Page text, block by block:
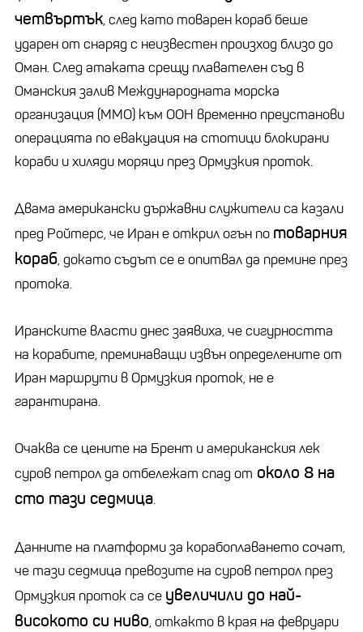
четвъртък, след като товарен кораб беше
ударен от снаряд с неизвестен произход близо до
Оман. След атаката срещу плавателен съд в
Оманския залив Международната морска
организация (ММО) към ООН временно преустанови
операцията по евакуация на стотици блокирани
кораби и хиляди моряци през Ормузкия проток.
Двама американски държавни служители са казали
пред Ройтерс, че Иран е открил огън по товарния
кораб, докато съдът се е опитвал да премине през
протока.
Иранските власти днес заявиха, че сигурността
на корабите, преминаващи извън определените от
Иран маршрути в Ормузкия проток, не е
гарантирана.
Очаква се цените на Брент и американския лек
суров петрол да отбележат спад от около 8 на
сто тази седмица.
Данните на платформи за корабоплаването сочат,
че тази седмица превозите на суров петрол през
Ормузкия проток са се увеличили до най-
високото си ниво, откакто в края на февруари